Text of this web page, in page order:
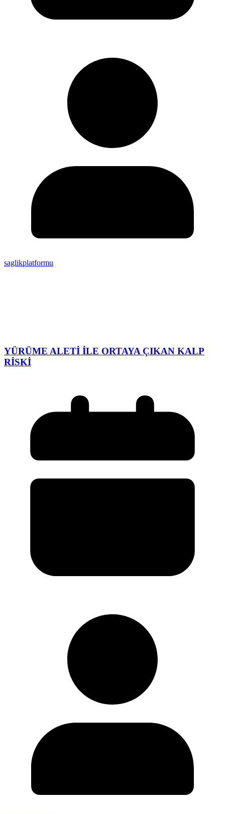
saglikplatformu
YÜRÜME ALETİ İLE ORTAYA ÇIKAN KALP
RİSKİ